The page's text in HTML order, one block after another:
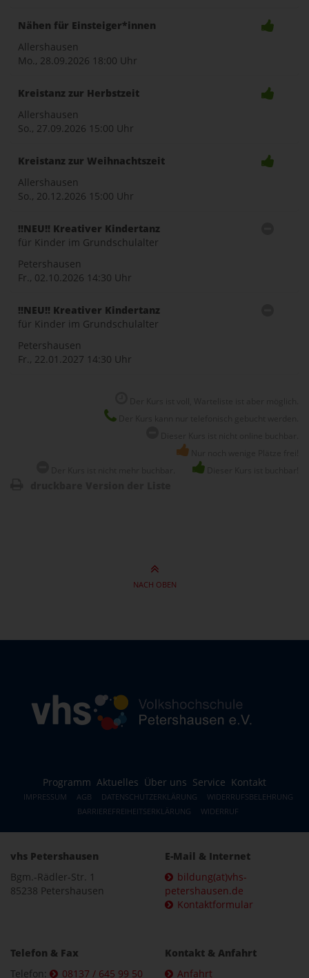
Nähen für Einsteiger*innen
Allershausen
Mo., 28.09.2026 18:00 Uhr
Kreistanz zur Herbstzeit
Allershausen
So., 27.09.2026 15:00 Uhr
Kreistanz zur Weihnachtszeit
Allershausen
So., 20.12.2026 15:00 Uhr
!!NEU!! Kreativer Kindertanz
für Kinder im Grundschulalter
Petershausen
Fr., 02.10.2026 14:30 Uhr
!!NEU!! Kreativer Kindertanz
für Kinder im Grundschulalter
Petershausen
Fr., 22.01.2027 14:30 Uhr
NACH OBEN
Programm Aktuelles Über uns Service Kontakt
IMPRESSUM AGB DATENSCHUTZERKLÄRUNG
WIDERRUFSBELEHRUNG
BARRIEREFREIHEITSERKLÄRUNG
WIDERRUF
vhs Petershausen
Bgm.-Rädler-Str. 1
85238 Petershausen
E-Mail & Internet
bildung(at)vhs-
petershausen.de
Kontaktformular
Telefon & Fax
Telefon:
08137 / 645 99 50
Kontakt & Anfahrt
Anfahrt